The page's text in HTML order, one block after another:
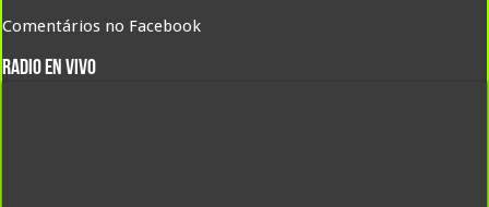
Comentários no Facebook
RADIO EN VIVO